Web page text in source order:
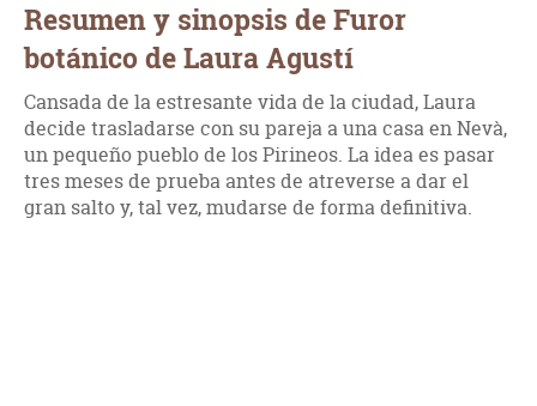
Resumen y sinopsis de Furor
botánico de Laura Agustí
Cansada de la estresante vida de la ciudad, Laura
decide trasladarse con su pareja a una casa en Nevà,
un pequeño pueblo de los Pirineos. La idea es pasar
tres meses de prueba antes de atreverse a dar el
gran salto y, tal vez, mudarse de forma definitiva.